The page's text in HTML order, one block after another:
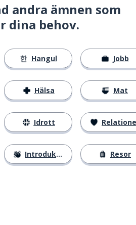
andra ämnen som
dina behov.
Hangul
Hälsa
Idrott
Introduktion
Jobb
Mat
Resor